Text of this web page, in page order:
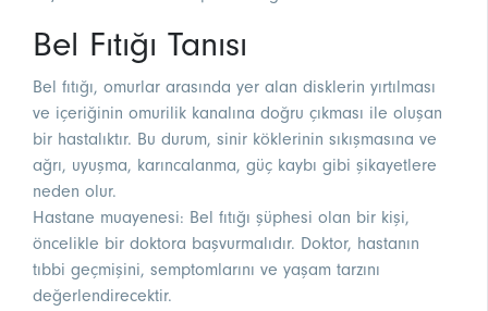
Bel Fıtığı Tanısı
Bel fıtığı, omurlar arasında yer alan disklerin yırtılması
ve içeriğinin omurilik kanalına doğru çıkması ile oluşan
bir hastalıktır. Bu durum, sinir köklerinin sıkışmasına ve
ağrı, uyuşma, karıncalanma, güç kaybı gibi şikayetlere
neden olur.
Hastane muayenesi: Bel fıtığı şüphesi olan bir kişi,
öncelikle bir doktora başvurmalıdır. Doktor, hastanın
tıbbi geçmişini, semptomlarını ve yaşam tarzını
değerlendirecektir.